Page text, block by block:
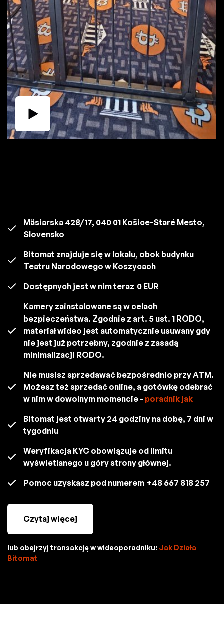
Mäsiarska 428/17, 040 01 Košice-Staré Mesto,
Slovensko
Bitomat znajduje się w lokalu, obok budynku
Teatru Narodowego w Koszycach
Dostępnych jest w nim teraz 0 EUR
Kamery zainstalowane są w celach
bezpieczeństwa. Zgodnie z art. 5 ust. 1 RODO,
materiał wideo jest automatycznie usuwany gdy
nie jest już potrzebny, zgodnie z zasadą
minimalizacji RODO.
Nie musisz sprzedawać bezpośrednio przy ATM.
Możesz też sprzedać online, a gotówkę odebrać
w nim w dowolnym momencie - poradnik jak
Bitomat jest otwarty 24 godziny na dobę, 7 dni w
tygodniu
Weryfikacja KYC obowiązuje od limitu
wyświetlanego u góry strony głównej.
Pomoc uzyskasz pod numerem +48 667 818 257
Czytaj więcej
lub obejrzyj transakcję w wideoporadniku: Jak Działa
Bitomat